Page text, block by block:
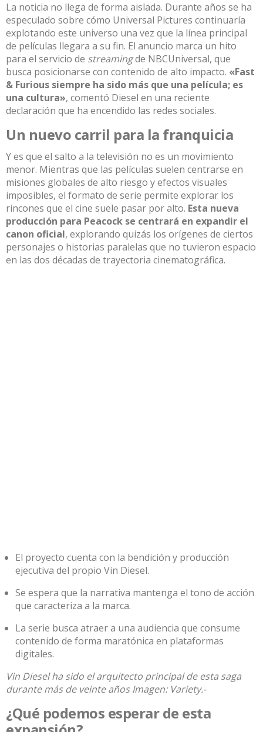
La noticia no llega de forma aislada. Durante años se ha
especulado sobre cómo Universal Pictures continuaría
explotando este universo una vez que la línea principal
de películas llegara a su fin. El anuncio marca un hito
para el servicio de streamingde NBCUniversal, que
busca posicionarse con contenido de alto impacto. «Fast
& Furious siempre ha sido más que una película; es
una cultura», comentó Diesel en una reciente
declaración que ha encendido las redes sociales.
Un nuevo carril para la franquicia
Y es que el salto a la televisión no es un movimiento
menor. Mientras que las películas suelen centrarse en
misiones globales de alto riesgo y efectos visuales
imposibles, el formato de serie permite explorar los
rincones que el cine suele pasar por alto. Esta nueva
producción para Peacock se centrará en expandir el
canon oficial, explorando quizás los orígenes de ciertos
personajes o historias paralelas que no tuvieron espacio
en las dos décadas de trayectoria cinematográfica.
El proyecto cuenta con la bendición y producción
ejecutiva del propio Vin Diesel.
Se espera que la narrativa mantenga el tono de acción
que caracteriza a la marca.
La serie busca atraer a una audiencia que consume
contenido de forma maratónica en plataformas
digitales.
Vin Diesel ha sido el arquitecto principal de esta saga
durante más de veinte años Imagen: Variety.-
¿Qué podemos esperar de esta